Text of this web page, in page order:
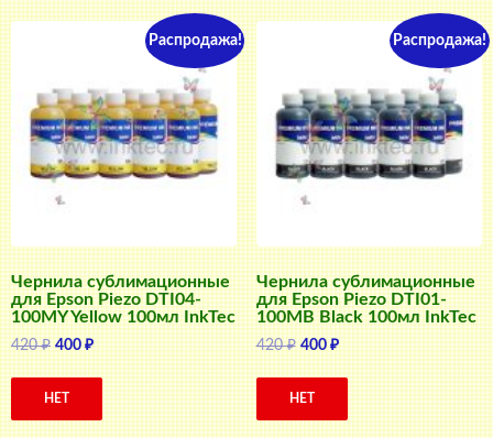
Распродажа!
Чернила сублимационные
для Epson Piezo DTI04-
100MY Yellow 100мл InkTec
420₽ Первоначальная
цена
составляла
400₽Текущая
цена:
400 ₽.
НЕТ
Распродажа!
Чернила сублимационные
для Epson Piezo DTI01-
100MB Black 100мл InkTec
420₽ Первоначальная
цена
составляла
400₽Текущая
цена:
400 ₽.
НЕТ